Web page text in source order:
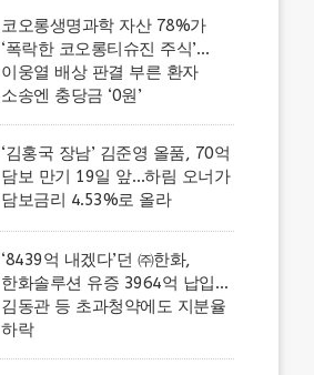
코오롱생명과학 자산 78%가
‘폭락한 코오롱티슈진 주식’…
이웅열 배상 판결 부른 환자
소송엔 충당금 ‘0원’
‘김홍국 장남’ 김준영 올품, 70억
담보 만기 19일 앞…하림 오너가
담보금리 4.53%로 올라
‘8439억 내겠다’던 ㈜한화,
한화솔루션 유증 3964억 납입…
김동관 등 초과청약에도 지분율
하락